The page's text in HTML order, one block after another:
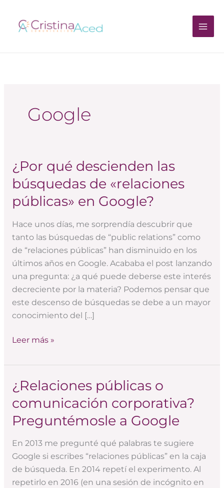
contenido
Google
¿Por qué descienden las
búsquedas de «relaciones
públicas» en Google?
Hace unos días, me sorprendía descubrir que
tanto las búsquedas de “public relations” como
de “relaciones públicas” han disminuido en los
últimos años en Google. Acababa el post lanzando
una pregunta: ¿a qué puede deberse este interés
decreciente por la materia? Podemos pensar que
este descenso de búsquedas se debe a un mayor
conocimiento del […]
¿Por
qué
descienden
las
de
«relaciones
públicas»
en
Google?
Leer más »
¿Relaciones públicas o
comunicación corporativa?
Preguntémosle a Google
En 2013 me pregunté qué palabras te sugiere
Google si escribes “relaciones públicas” en la caja
de búsqueda. En 2014 repetí el experimento. Al
repetirlo en 2016 (en una sesión de incógnito en
¿Relaciones
públicas
o
comunicación
Preguntémosle
a
Google